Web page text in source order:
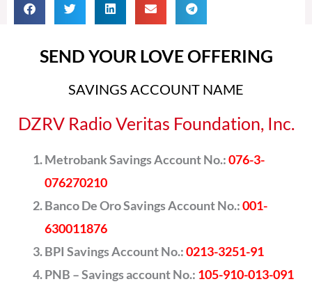
SEND YOUR LOVE OFFERING
SAVINGS ACCOUNT NAME
DZRV Radio Veritas Foundation, Inc.
Metrobank Savings Account No.:076-3-
076270210
Banco De Oro Savings Account No.:001-
630011876
BPI Savings Account No.:0213-3251-91
PNB – Savings account No.: 105-910-013-091